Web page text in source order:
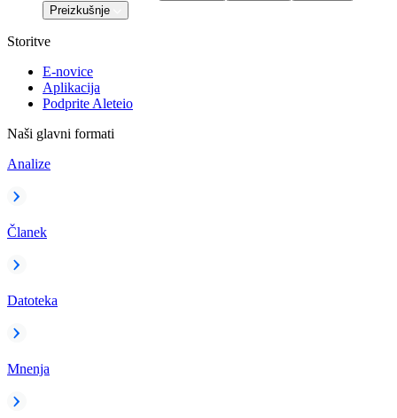
Preizkušnje
Storitve
E-novice
Aplikacija
Podprite Aleteio
Naši glavni formati
Analize
Članek
Datoteka
Mnenja